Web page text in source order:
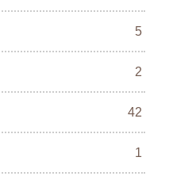
5
2
42
1